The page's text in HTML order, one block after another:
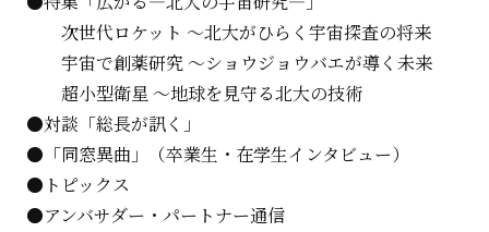
次世代ロケット ～北大がひらく宇宙探査の将来
宇宙で創薬研究 ～ショウジョウバエが導く未来
超小型衛星 ～地球を見守る北大の技術
●対談「総長が訊く」
●「同窓異曲」（卒業生・在学生インタビュー）
●トピックス
●アンバサダー・パートナー通信